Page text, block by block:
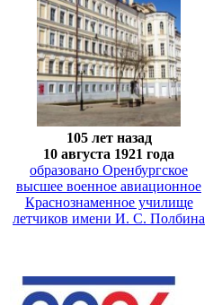
105 лет назад
10 августа 1921 года
образовано Оренбургское
высшее военное авиационное
Краснознаменное училище
летчиков имени И. С. Полбина